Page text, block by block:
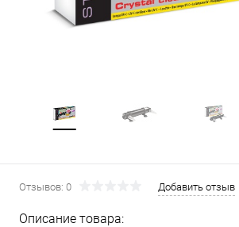
Отзывов: 0 Добавить отзыв
Описание товара: